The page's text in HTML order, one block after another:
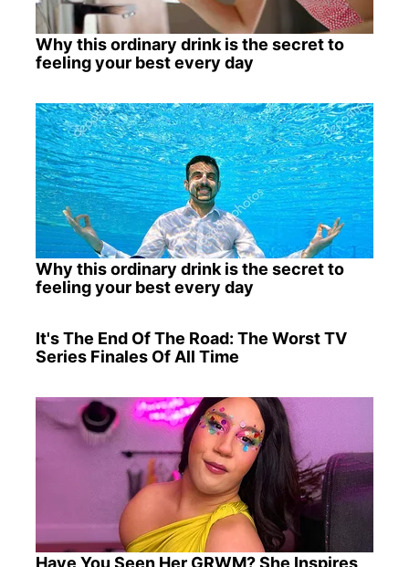
Why this ordinary drink is the secret to
feeling your best every day
Why this ordinary drink is the secret to
feeling your best every day
It's The End Of The Road: The Worst TV
Series Finales Of All Time
Have You Seen Her GRWM? She Inspires